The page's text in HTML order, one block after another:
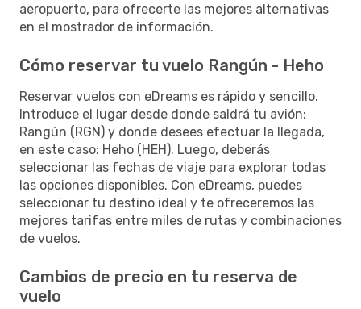
aeropuerto, para ofrecerte las mejores alternativas
en el mostrador de información.
Cómo reservar tu vuelo Rangún - Heho
Reservar vuelos con eDreams es rápido y sencillo.
Introduce el lugar desde donde saldrá tu avión:
Rangún (RGN) y donde desees efectuar la llegada,
en este caso: Heho (HEH). Luego, deberás
seleccionar las fechas de viaje para explorar todas
las opciones disponibles. Con eDreams, puedes
seleccionar tu destino ideal y te ofreceremos las
mejores tarifas entre miles de rutas y combinaciones
de vuelos.
Cambios de precio en tu reserva de
vuelo